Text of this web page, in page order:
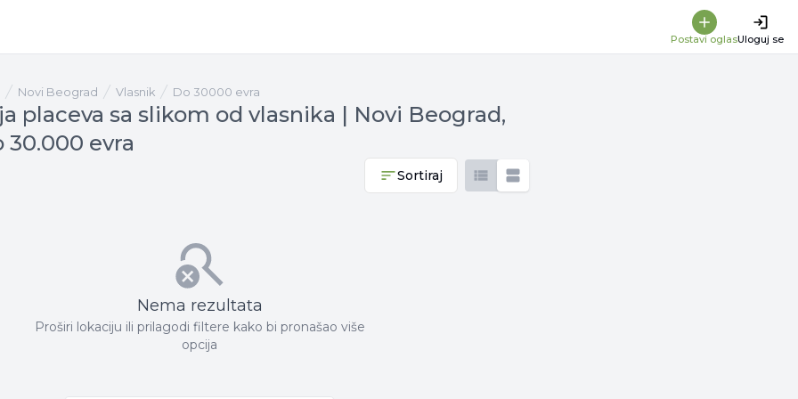
Postavi oglasUloguj se
Novi Beograd vlasnik Do 30000 evra
placeva sa slikom od vlasnika | Novi Beograd,
30.000 evra
Sortiraj
Nema rezultata
Proširi lokaciju ili prilagodi filtere kako bi pronašao više
opcija